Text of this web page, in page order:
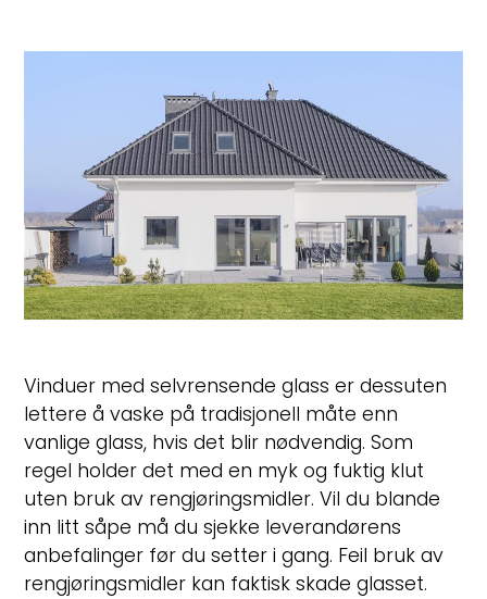
Vinduer med selvrensende glass er dessuten
lettere å vaske på tradisjonell måte enn
vanlige glass, hvis det blir nødvendig. Som
regel holder det med en myk og fuktig klut
uten bruk av rengjøringsmidler. Vil du blande
inn litt såpe må du sjekke leverandørens
anbefalinger før du setter i gang. Feil bruk av
rengjøringsmidler kan faktisk skade glasset.